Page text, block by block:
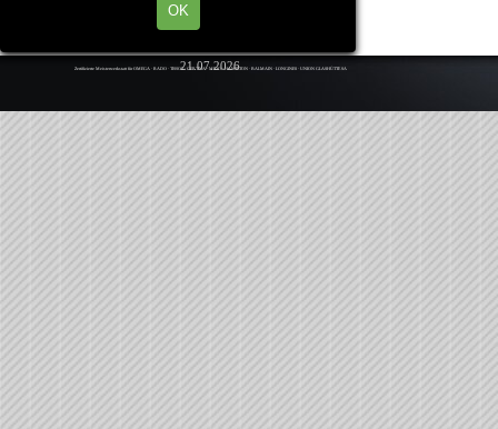
OK
Zertifizierte Meisterwerkstatt für OMEGA · RADO · TISSOT · CERTINA · MIDO · HAMILTON · BALMAIN · LONGINES · UNION GLASHÜTTE SA
21.07.2026
Zurück zum Seiteninhalt